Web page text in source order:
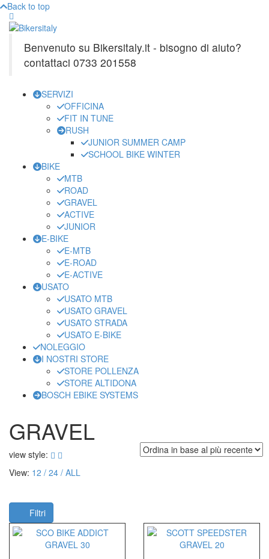
Back to top
Benvenuto su Bikersitaly.it - bisogno di aiuto?
contattaci 0733 201558
SERVIZI
OFFICINA
FIT IN TUNE
RUSH
JUNIOR SUMMER CAMP
SCHOOL BIKE WINTER
BIKE
MTB
ROAD
GRAVEL
ACTIVE
JUNIOR
E-BIKE
E-MTB
E-ROAD
E-ACTIVE
USATO
USATO MTB
USATO GRAVEL
USATO STRADA
USATO E-BIKE
NOLEGGIO
I NOSTRI STORE
STORE POLLENZA
STORE ALTIDONA
BOSCH EBIKE SYSTEMS
GRAVEL
view style:
View: 12 24 ALL
Filtri